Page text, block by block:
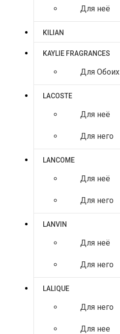
Для неё
KILIAN
KAYLIE FRAGRANCES
Для Обоих
LACOSTE
Для неё
Для него
LANCOME
Для неё
Для него
LANVIN
Для неё
Для него
LALIQUE
Для него
Для нее